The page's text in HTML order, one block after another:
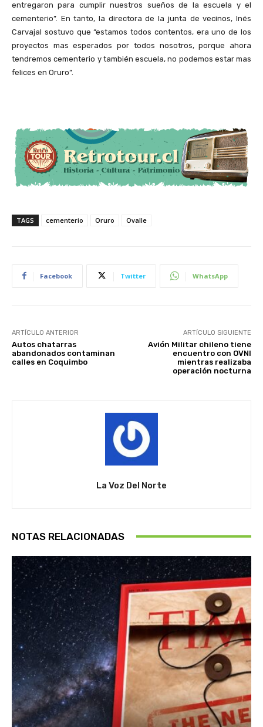
entregaron para cumplir nuestros sueños de la escuela y el
cementerio”. En tanto, la directora de la junta de vecinos, Inés
Carvajal sostuvo que “estamos todos contentos, era uno de los
proyectos mas esperados por todos nosotros, porque ahora
tendremos cementerio y también escuela, no podemos estar mas
felices en Oruro”.
TAGS cementerio Oruro Ovalle
Facebook Twitter WhatsApp
ARTÍCULO ANTERIOR
Autos chatarras
abandonados contaminan
calles en Coquimbo
ARTÍCULO SIGUIENTE
Avión Militar chileno tiene
encuentro con OVNI
mientras realizaba
operación nocturna
La Voz Del Norte
NOTAS RELACIONADAS